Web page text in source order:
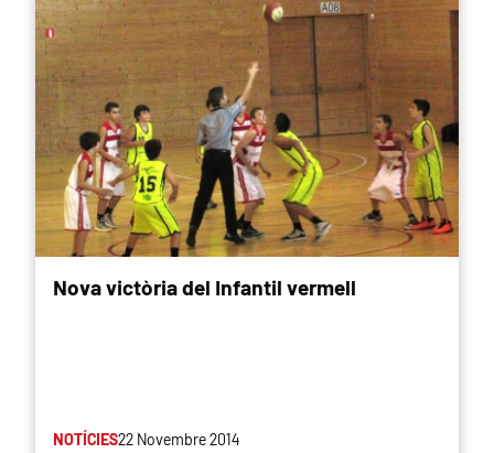
Nova victòria del Infantil vermell
NOTÍCIES22 Novembre 2014